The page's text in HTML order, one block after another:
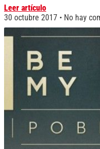
Leer artículo
30 octubre 2017
No hay